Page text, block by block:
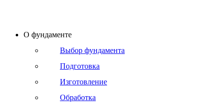
О фундаменте
Выбор фундамента
Подготовка
Изготовление
Обработка